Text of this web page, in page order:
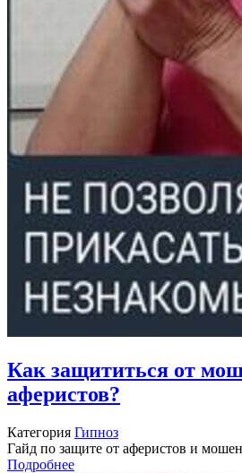
Как защититься от
аферистов?
Категория Гипноз
Гайд по защите от аферистов и
Подробнее